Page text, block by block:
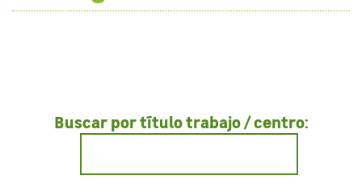
Buscar por título trabajo / centro: